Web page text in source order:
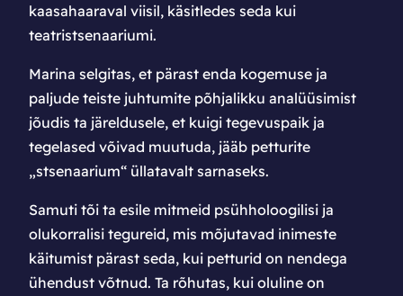
kaasahaaraval viisil, käsitledes seda kui
teatristsenaariumi.
Marina selgitas, et pärast enda kogemuse ja
paljude teiste juhtumite põhjalikku analüüsimist
jõudis ta järeldusele, et kuigi tegevuspaik ja
tegelased võivad muutuda, jääb petturite
„stsenaarium“ üllatavalt sarnaseks.
Samuti tõi ta esile mitmeid psühholoogilisi ja
olukorralisi tegureid, mis mõjutavad inimeste
käitumist pärast seda, kui petturid on nendega
ühendust võtnud. Ta rõhutas, kui oluline on